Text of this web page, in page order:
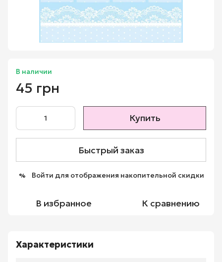
В наличии
45 грн
Купить
Быстрый заказ
% Войти для отображения накопительной скидки
В избранное К сравнению
Характеристики